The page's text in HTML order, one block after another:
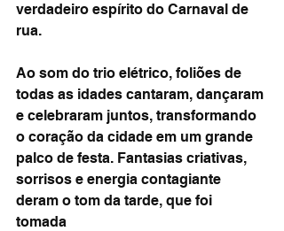
verdadeiro espírito do Carnaval de
rua.
Ao som do trio elétrico, foliões de
todas as idades cantaram, dançaram
e celebraram juntos, transformando
o coração da cidade em um grande
palco de festa. Fantasias criativas,
sorrisos e energia contagiante
deram o tom da tarde, que foi
tomada